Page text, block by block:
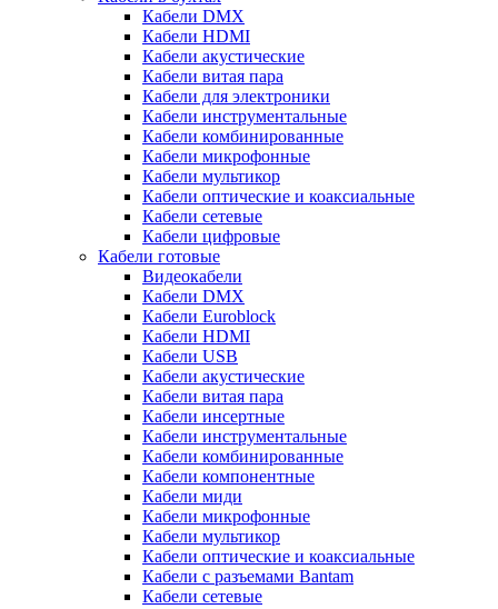
Кабели DMX
Кабели HDMI
Кабели акустические
Кабели витая пара
Кабели для электроники
Кабели инструментальные
Кабели комбинированные
Кабели микрофонные
Кабели мультикор
Кабели оптические и коаксиальные
Кабели сетевые
Кабели цифровые
Кабели готовые
Видеокабели
Кабели DMX
Кабели Euroblock
Кабели HDMI
Кабели USB
Кабели акустические
Кабели витая пара
Кабели инсертные
Кабели инструментальные
Кабели комбинированные
Кабели компонентные
Кабели миди
Кабели микрофонные
Кабели мультикор
Кабели оптические и коаксиальные
Кабели с разъемами Bantam
Кабели сетевые